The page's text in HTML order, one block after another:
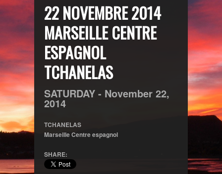
22 NOVEMBRE 2014
MARSEILLE CENTRE
ESPAGNOL
TCHANELAS
SATURDAY - November 22,
2014
TCHANELAS
Marseille Centre espagnol
SHARE: